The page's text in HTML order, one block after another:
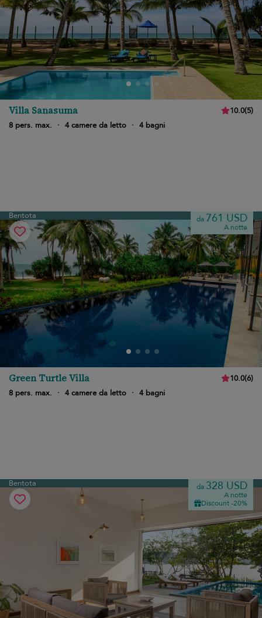
Villa Sanasuma 10.0(5)
8 pers. max.
· 4 camere da letto · 4 bagni
Bentota da 761 USD
A notte
Green Turtle Villa 10.0(6)
8 pers. max.
· 4 camere da letto · 4 bagni
Bentota da 328 USD
A notte
Discount -20%